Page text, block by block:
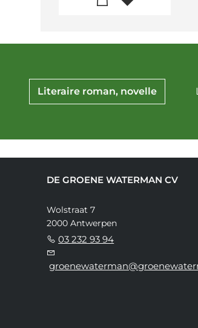
Literaire roman, novelle
DE GROENE WATERMAN CV
Wolstraat 7
2000 Antwerpen
03 232 93 94